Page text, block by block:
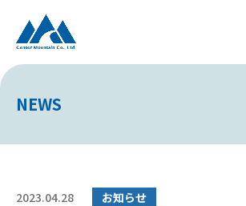
NEWS
2023.04.28 お知らせ